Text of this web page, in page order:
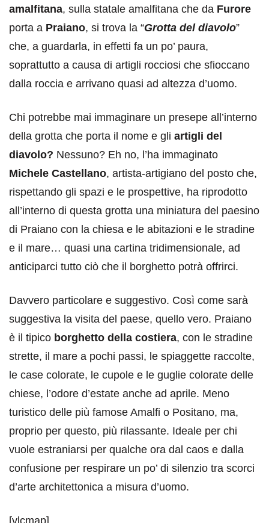
amalfitana, sulla statale amalfitana che da Furore
porta a Praiano, si trova la “Grotta del diavolo”
che, a guardarla, in effetti fa un po’ paura,
soprattutto a causa di artigli rocciosi che sfioccano
dalla roccia e arrivano quasi ad altezza d’uomo.
Chi potrebbe mai immaginare un presepe all’interno
della grotta che porta il nome e gli artigli del
diavolo? Nessuno? Eh no, l’ha immaginato
Michele Castellano, artista-artigiano del posto che,
rispettando gli spazi e le prospettive, ha riprodotto
all’interno di questa grotta una miniatura del paesino
di Praiano con la chiesa e le abitazioni e le stradine
e il mare… quasi una cartina tridimensionale, ad
anticiparci tutto ciò che il borghetto potrà offrirci.
Davvero particolare e suggestivo. Così come sarà
suggestiva la visita del paese, quello vero. Praiano
è il tipico borghetto della costiera, con le stradine
strette, il mare a pochi passi, le spiaggette raccolte,
le case colorate, le cupole e le guglie colorate delle
chiese, l’odore d’estate anche ad aprile. Meno
turistico delle più famose Amalfi o Positano, ma,
proprio per questo, più rilassante. Ideale per chi
vuole estraniarsi per qualche ora dal caos e dalla
confusione per respirare un po’ di silenzio tra scorci
d’arte architettonica a misura d’uomo.
[vlcmap]